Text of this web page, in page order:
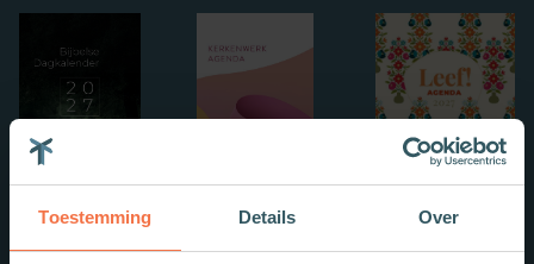
Toestemming Details Over